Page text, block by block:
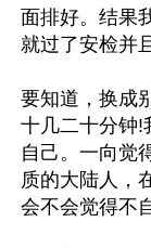
面排好。结果
就过了安检并
要知道，换成
十几二十分钟!
自己。一向觉
质的大陆人，
会不会觉得不